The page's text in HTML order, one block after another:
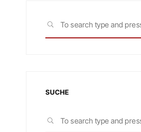
SEARCH
SUCHE
SEARCH